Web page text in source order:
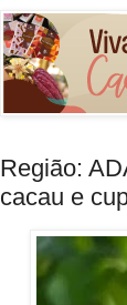
Região:
cacau e